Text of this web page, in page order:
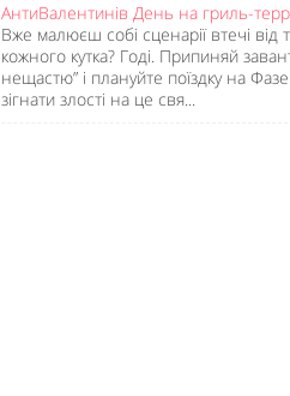
АнтиВалентинів День на гриль-
Вже малюєш собі сценарії втечі від
кожного кутка? Годі. Припиняй
нещастю” і плануйте поїздку на
зігнати злості на це свя...